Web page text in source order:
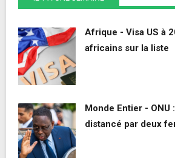
Afrique - Visa US à
africains sur la liste
Monde Entier - ONU
distancé par deux